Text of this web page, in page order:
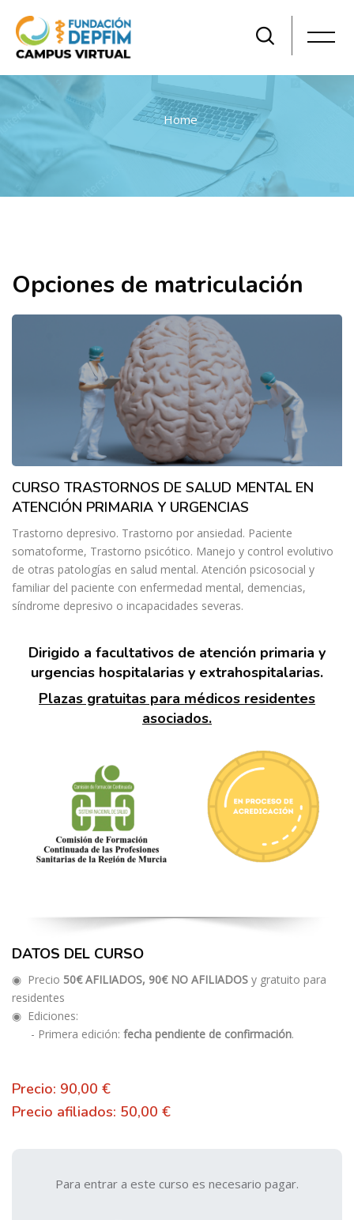
Home
Opciones de matriculación
CURSO TRASTORNOS DE SALUD MENTAL EN
ATENCIÓN PRIMARIA Y URGENCIAS
Trastorno depresivo. Trastorno por ansiedad. Paciente
somatoforme, Trastorno psicótico. Manejo y control evolutivo
de otras patologías en salud mental. Atención psicosocial y
familiar del paciente con enfermedad mental, demencias,
síndrome depresivo o incapacidades severas.
Dirigido a facultativos de atención primaria y
urgencias hospitalarias y extrahospitalarias.
Plazas gratuitas para médicos residentes
asociados.
DATOS DEL CURSO
◉ Precio 50€ AFILIADOS, 90€ NO AFILIADOS y gratuito para
residentes
◉ Ediciones:
- Primera edición: fecha pendiente de confirmación.
Precio: 90,00 €
Precio afiliados: 50,00 €
Para entrar a este curso es necesario pagar.